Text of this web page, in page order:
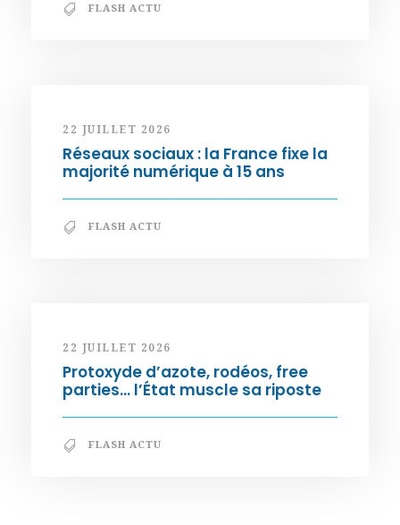
FLASH ACTU
22 JUILLET 2026
Réseaux sociaux : la France fixe la
majorité numérique à 15 ans
FLASH ACTU
22 JUILLET 2026
Protoxyde d’azote, rodéos, free
parties… l’État muscle sa riposte
FLASH ACTU